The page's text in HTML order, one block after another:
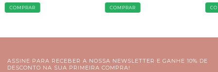
COMPRAR COMPRAR
ASSINE PARA RECEBER A NOSSA NEWSLETTER E GANHE 10% DE
DESCONTO NA SUA PRIMEIRA COMPRA!